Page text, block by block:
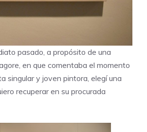
pasado, a propósito de una
en que comentaba el momento
singular y joven pintora, elegí una
recuperar en su procurada